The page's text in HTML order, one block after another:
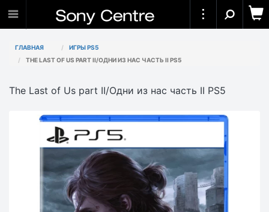
ГЛАВНАЯ
ИГРЫ PS5
THE LAST OF US PART II/ОДНИ ИЗ НАС ЧАСТЬ II PS5
The Last of Us part II/Одни из нас часть II PS5